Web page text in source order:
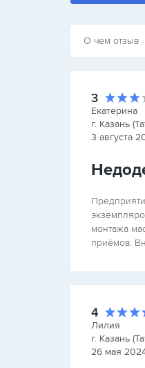
О чем отзыв
3
Екатерина
г. Казань
3 августа
монтажа
приёмов.
4
Лилия
г. Казань
26 мая